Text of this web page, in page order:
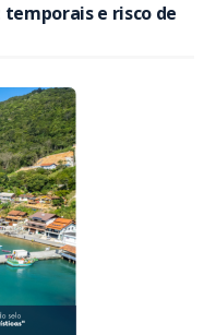
e risco de